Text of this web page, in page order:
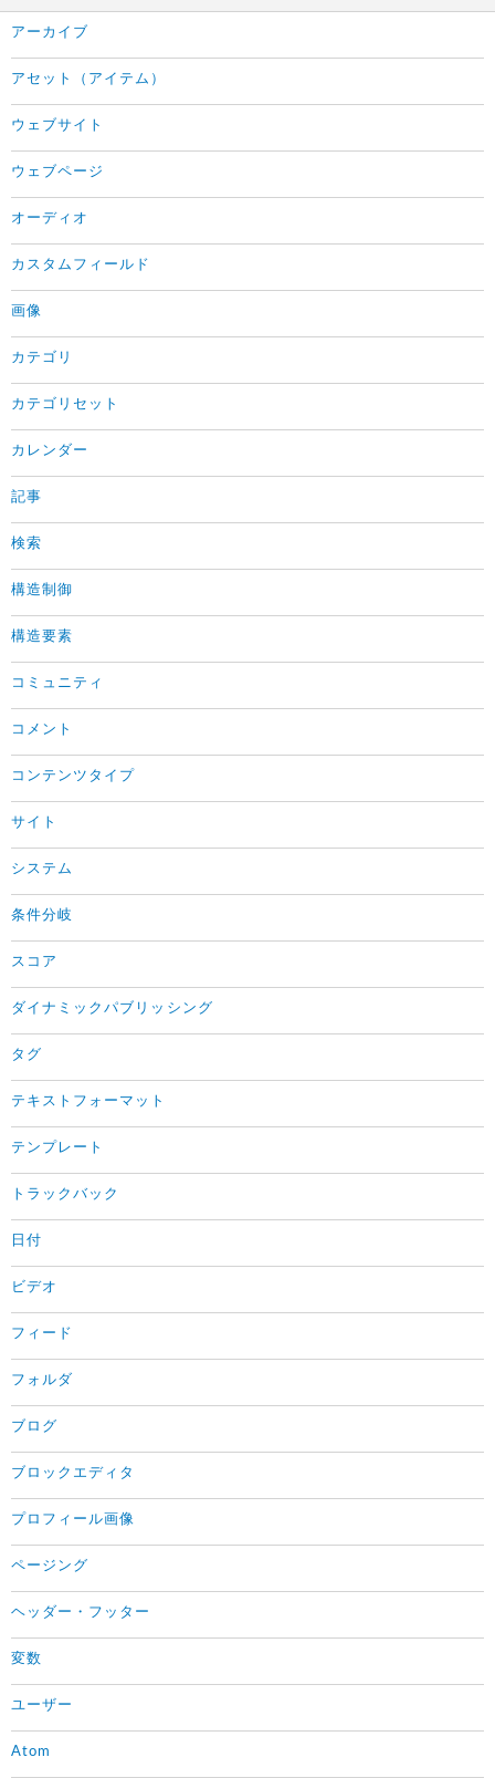
アーカイブ
アセット（アイテム）
ウェブサイト
ウェブページ
オーディオ
カスタムフィールド
画像
カテゴリ
カテゴリセット
カレンダー
記事
検索
構造制御
構造要素
コミュニティ
コメント
コンテンツタイプ
サイト
システム
条件分岐
スコア
ダイナミックパブリッシング
タグ
テキストフォーマット
テンプレート
トラックバック
日付
ビデオ
フィード
フォルダ
ブログ
ブロックエディタ
プロフィール画像
ページング
ヘッダー・フッター
変数
ユーザー
Atom